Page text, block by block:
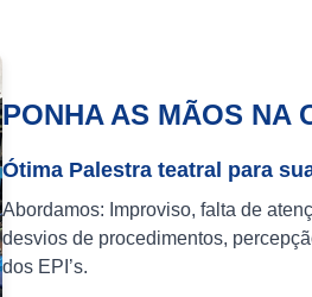
PONHA AS MÃOS NA
Ótima Palestra teatral para
Abordamos: Improviso, falta de
desvios de procedimentos,
dos EPI’s.